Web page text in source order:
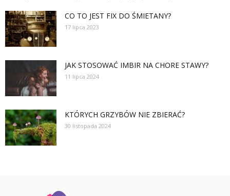
CO TO JEST FIX DO ŚMIETANY?
17 lipca 2023
JAK STOSOWAĆ IMBIR NA CHORE STAWY?
11 lipca 2024
KTÓRYCH GRZYBÓW NIE ZBIERAĆ?
30 listopada 2024